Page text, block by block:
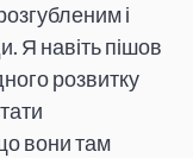
і
Я навіть пішов
розвитку
вони там